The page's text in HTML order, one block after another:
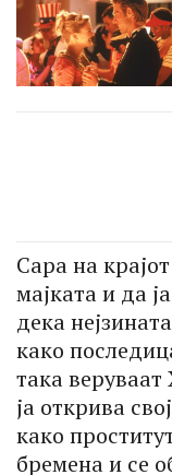
Сара на
мајката и да
дека
како
така
ја открива
како
бремена и се